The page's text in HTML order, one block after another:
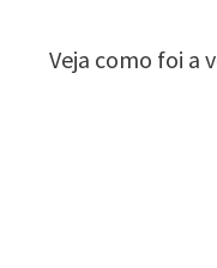
Veja como foi a